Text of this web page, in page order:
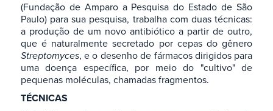
(Fundação de Amparo a Pesquisa do Estado de São
Paulo) para sua pesquisa, trabalha com duas técnicas:
a produção de um novo antibiótico a partir de outro,
que é naturalmente secretado por cepas do gênero
Streptomyces, e o desenho de fármacos dirigidos para
uma doença específica, por meio do "cultivo" de
pequenas moléculas, chamadas fragmentos.
TÉCNICAS